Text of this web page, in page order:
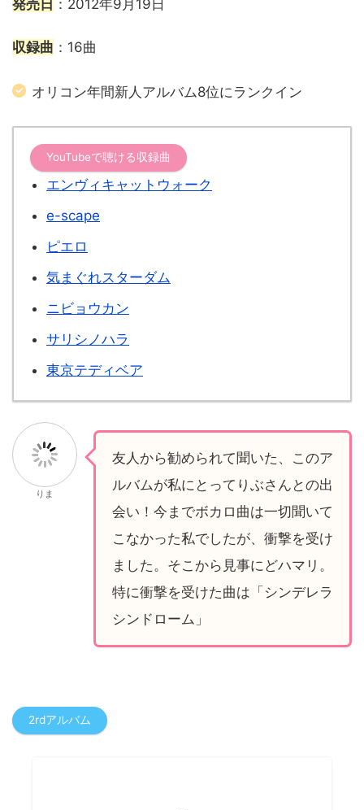
発売日 ：2012年9月19日
収録曲 ：16曲
オリコン年間新人アルバム8位にランクイン
YouTubeで聴ける収録曲
エンヴィキャットウォーク
e-scape
ピエロ
気まぐれスターダム
ニビョウカン
サリシノハラ
東京テディベア
りま
友人から勧められて聞いた、このア
ルバムが私にとってりぶさんとの出
会い！今までボカロ曲は一切聞いて
こなかった私でしたが、衝撃を受け
ました。そこから見事にどハマリ。
特に衝撃を受けた曲は「シンデレラ
シンドローム」
2rdアルバム